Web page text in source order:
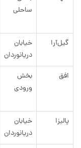
ساحلی
گیل‌آرا
خیابان
دریانوردان
افق
بخش
ورودی
پالیزا
خیابان
دریانوردان